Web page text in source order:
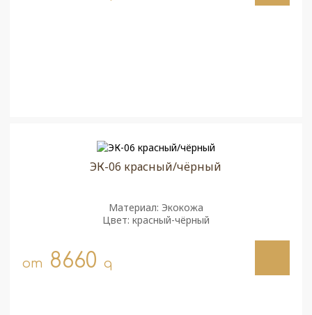
ЭК-06 красный/чёрный
Материал: Экокожа
Цвет: красный-чёрный
от 8660 q